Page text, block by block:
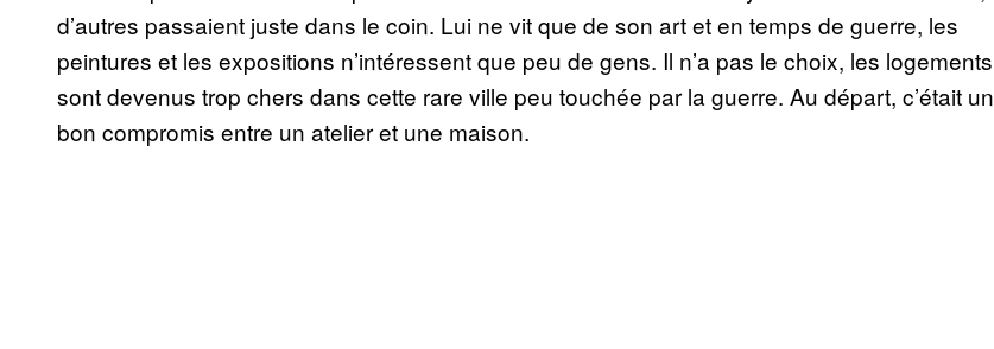
d’autres passaient juste dans le coin. Lui ne vit que de son art et en temps de guerre, les
peintures et les expositions n’intéressent que peu de gens. Il n’a pas le choix, les logements
sont devenus trop chers dans cette rare ville peu touchée par la guerre. Au départ, c’était un
bon compromis entre un atelier et une maison.